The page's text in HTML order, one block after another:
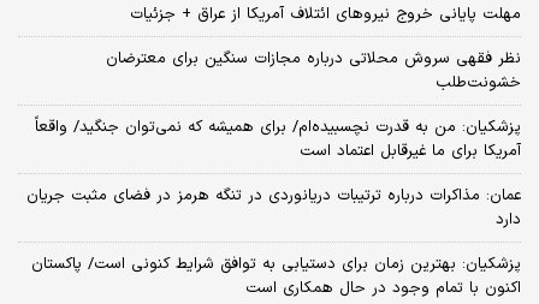
مهلت پایانی خروج نیروهای ائتلاف آمریکا از عراق + جزئیات
نظر فقهی سروش محلاتی درباره مجازات سنگین برای معترضان
خشونت‌طلب
پزشکیان: من به قدرت نچسبیده‌ام/ برای همیشه که نمی‌توان جنگید/ واقعاً
آمریکا برای ما غیرقابل اعتماد است
عمان: مذاکرات درباره ترتیبات دریانوردی در تنگه هرمز در فضای مثبت جریان
دارد
پزشکیان‌: بهترین زمان برای دستیابی به توافق شرایط کنونی است/ پاکستان
اکنون با تمام وجود در حال همکاری است